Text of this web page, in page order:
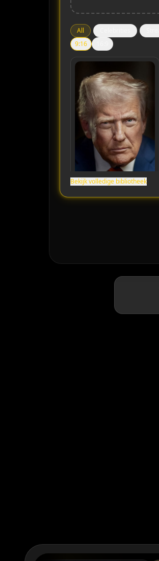
All
9:16
Kai Cenat
Bekijk volledige bibliotheek